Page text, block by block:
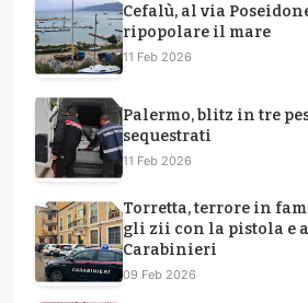
Cefalù, al via
ripopolare il mare
11 Feb 2026
Palermo, blitz in tre
sequestrati
11 Feb 2026
Torretta, terrore in
gli zii con la pistola e
Carabinieri
09 Feb 2026